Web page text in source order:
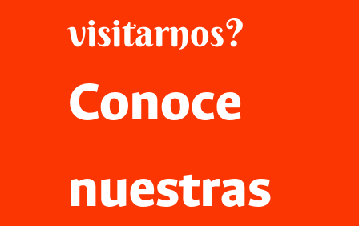
visitarnos?
Conoce
nuestras